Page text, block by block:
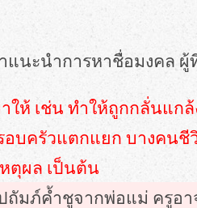
แนะนำการหาชื่อมงคล ผู้
ห้ เช่น ทำให้ถูกกลั่นแก
บครัวแตกแยก บางคน
ตุผล เป็นต้น
ถัมภ์ค้ำชูจากพ่อแม่ ครู